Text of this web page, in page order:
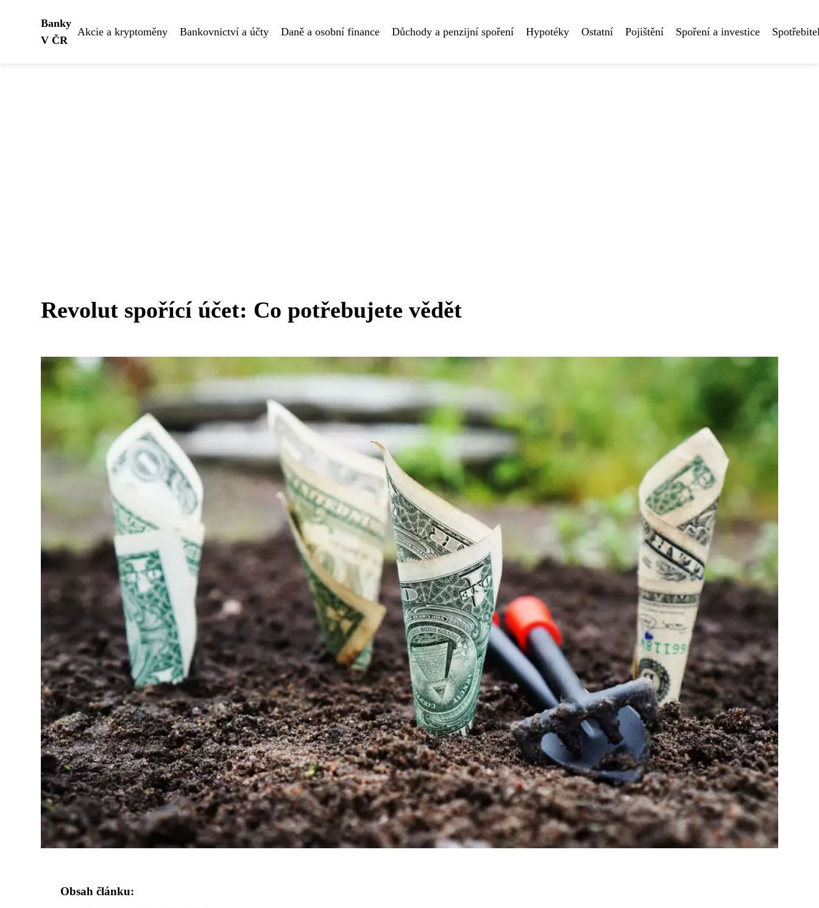
Banky
V ČR
Akcie a kryptoměny Bankovnictví a účty Daně a osobní finance Důchody a penzijní spoření Hypotéky Ostatní Pojištění Spoření a investice
Revolut spořící účet: Co potřebujete vědět
Obsah článku: